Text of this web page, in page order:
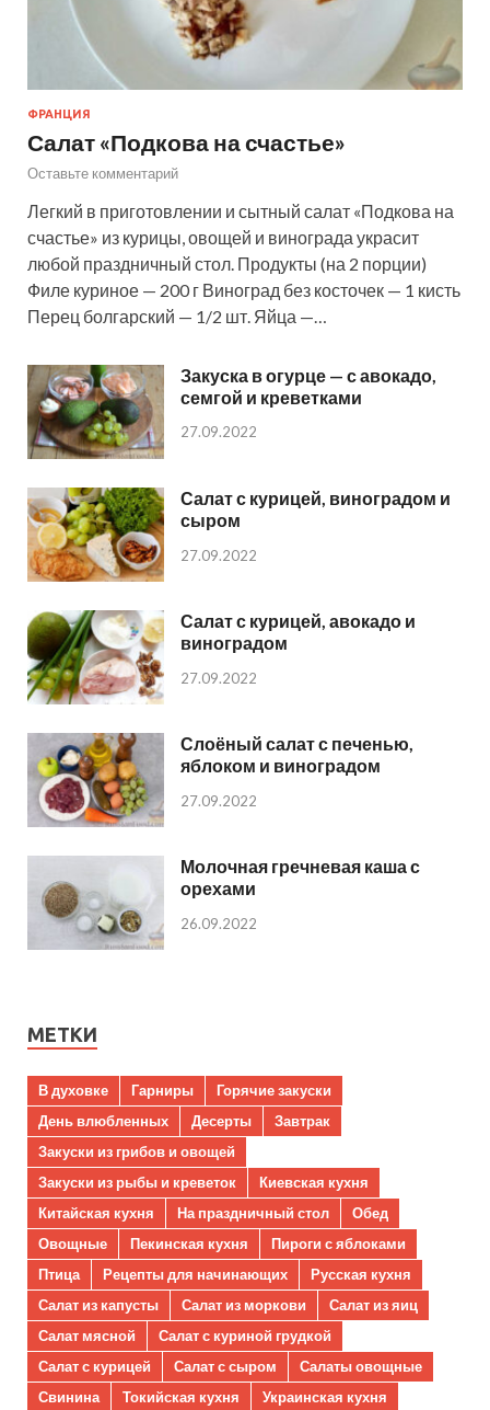
ФРАНЦИЯ
Салат «Подкова на счастье»
Оставьте комментарий
Легкий в приготовлении и сытный салат «Подкова на
счастье» из курицы, овощей и винограда украсит
любой праздничный стол. Продукты (на 2 порции)
Филе куриное — 200 г Виноград без косточек — 1 кисть
Перец болгарский — 1/2 шт. Яйца —…
Закуска в огурце — с авокадо,
семгой и креветками
27.09.2022
Салат с курицей, виноградом и
сыром
27.09.2022
Салат с курицей, авокадо и
виноградом
27.09.2022
Слоёный салат с печенью,
яблоком и виноградом
27.09.2022
Молочная гречневая каша с
орехами
26.09.2022
МЕТКИ
В духовке Гарниры
Горячие закуски
День влюбленных
Десерты
Завтрак
Закуски из грибов и овощей
Закуски из рыбы и креветок
Киевская кухня
Китайская кухня
На праздничный стол
Обед
Овощные
Пекинская кухня
Пироги с яблоками
Птица
Рецепты для начинающих
Русская кухня
Салат из капусты
Салат из моркови
Салат из яиц
Салат мясной
Салат с куриной грудкой
Салат с курицей
Салат с сыром
Салаты овощные
Свинина
Токийская кухня
Украинская кухня